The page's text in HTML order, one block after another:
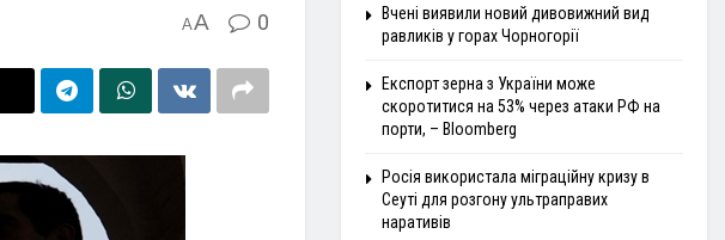
AA 0
Вчені виявили новий дивовижний вид
равликів у горах Чорногорії
Експорт зерна з України може
скоротитися на 53% через атаки РФ на
порти, – Bloomberg
Росія використала міграційну кризу в
Сеуті для розгону ультраправих
наративів